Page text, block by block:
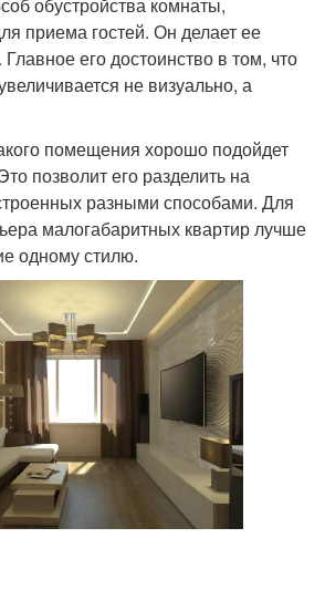
обустройства комнаты,
приема гостей. Он делает ее
его достоинство в том, что
не визуально, а
помещения хорошо подойдет
позволит его разделить на
разными способами. Для
малогабаритных квартир лучше
одному стилю.